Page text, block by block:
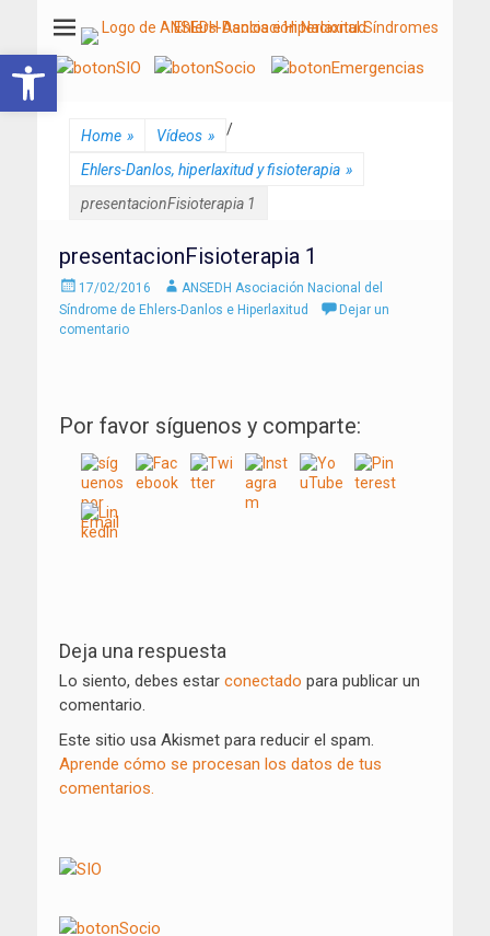
ANSEDH
Asociación Nacional del Síndrome de Ehlers-Danlos e Hiperlaxitud
Home » Vídeos » /
Ehlers-Danlos, hiperlaxitud y fisioterapia »
presentacionFisioterapia 1
presentacionFisioterapia 1
Enviado
el
17/02/2016 AutorANSEDH Asociación Nacional del
Síndrome de Ehlers-Danlos e Hiperlaxitud
Dejar un
comentario
Por favor síguenos y comparte:
de
entradas
Deja una respuesta
Lo siento, debes estar conectado para publicar un
comentario.
Este sitio usa Akismet para reducir el spam.
Aprende cómo se procesan los datos de tus
comentarios.
Abrir barra de herramientas